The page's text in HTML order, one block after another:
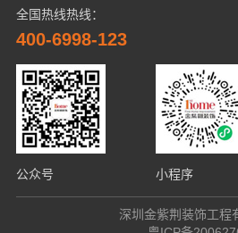
全国热线热线：
400-6998-123
公众号 小程序
深圳金紫荆装饰工程